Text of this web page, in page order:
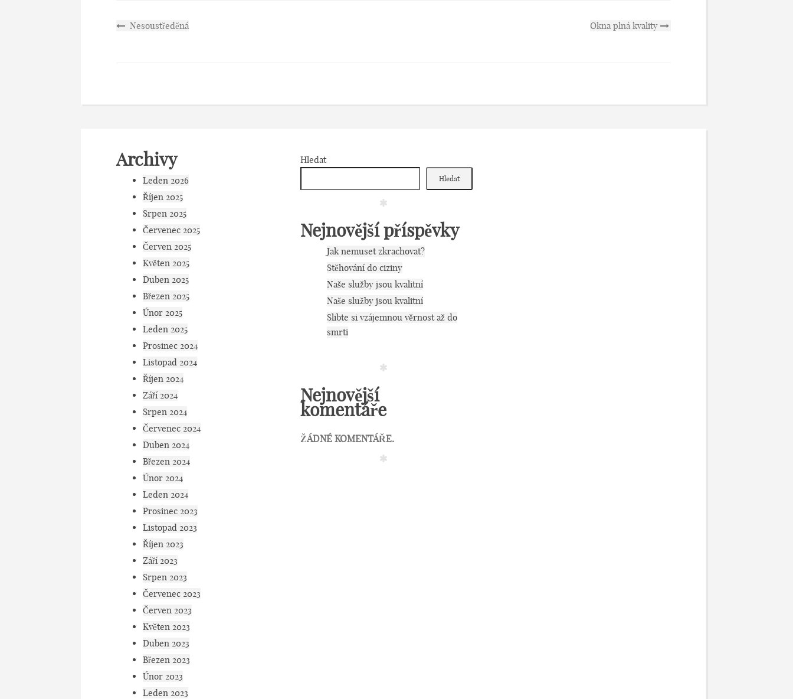
Nesoustředěná Okna plná kvality
Archivy
Leden 2026
Říjen 2025
Srpen 2025
Červenec 2025
Červen 2025
Květen 2025
Duben 2025
Březen 2025
Únor 2025
Leden 2025
Prosinec 2024
Listopad 2024
Říjen 2024
Září 2024
Srpen 2024
Červenec 2024
Duben 2024
Březen 2024
Únor 2024
Leden 2024
Prosinec 2023
Listopad 2023
Říjen 2023
Září 2023
Srpen 2023
Červenec 2023
Červen 2023
Květen 2023
Duben 2023
Březen 2023
Únor 2023
Leden 2023
Hledat
Hledat
Nejnovější příspěvky
Jak nemuset zkrachovat?
Stěhování do ciziny
Naše služby jsou kvalitní
Naše služby jsou kvalitní
Slibte si vzájemnou věrnost až do
smrti
Nejnovější
komentáře
ŽÁDNÉ KOMENTÁŘE.